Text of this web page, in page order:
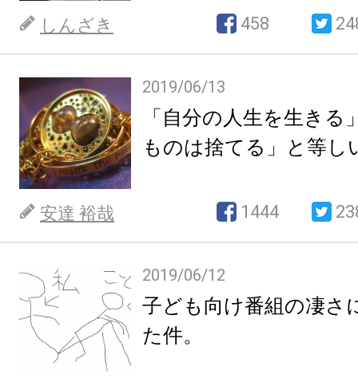
しんざき 458
2019/06/13
「自分の人生を生きる
ものは捨てる」と等し
安達 裕哉 1444
2019/06/12
子ども向け番組の凄さ
た件。